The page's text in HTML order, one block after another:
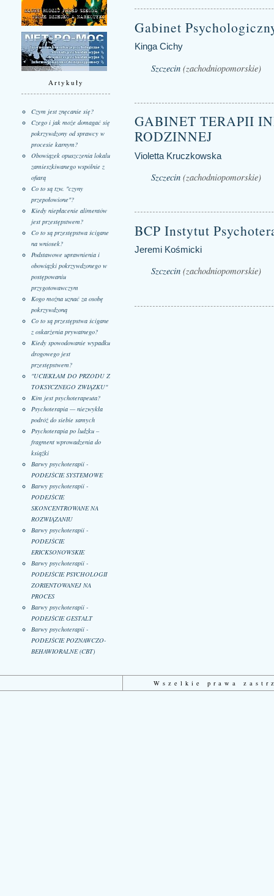
Artykuły
Czym jest znęcanie się?
Czego i jak może domagać się
pokrzywdzony od sprawcy w
procesie karnym?
Obowiązek opuszczenia lokalu
zamieszkiwanego wspólnie z
ofiarą
Co to są tzw. "czyny
przepołowione"?
Kiedy niepłacenie alimentów
jest przestępstwem?
Co to są przestępstwa ścigane
na wniosek?
Podstawowe uprawnienia i
obowiązki pokrzywdzonego w
postępowaniu
przygotowawczym
Kogo można uznać za osobę
pokrzywdzoną
Co to są przestępstwa ścigane
z oskarżenia prywatnego?
Kiedy spowodowanie wypadku
drogowego jest
przestępstwem?
"UCIEKŁAM DO PRZODU Z
TOKSYCZNEGO ZWIĄZKU"
Kim jest psychoterapeuta?
Psychoterapia — niezwykła
podróż do siebie samych
Psychoterapia po ludzku –
fragment wprowadzenia do
książki
Barwy psychoterapii -
PODEJŚCIE SYSTEMOWE
Barwy psychoterapii -
PODEJŚCIE
SKONCENTROWANE NA
ROZWIĄZANIU
Barwy psychoterapii -
PODEJŚCIE
ERICKSONOWSKIE
Barwy psychoterapii -
PODEJŚCIE PSYCHOLOGII
ZORIENTOWANEJ NA
PROCES
Barwy psychoterapii -
PODEJŚCIE GESTALT
Barwy psychoterapii -
PODEJŚCIE POZNAWCZO-
BEHAWIORALNE (CBT)
Gabinet
Kinga Cichy
Szczecin(zachodniopomorskie)
GABINET TERAPII
RODZINNEJ
Violetta Kruczkowska
Szczecin(zachodniopomorskie)
BCP Instytut
Jeremi Kośmicki
Szczecin(zachodniopomorskie)
Wszelkie prawa